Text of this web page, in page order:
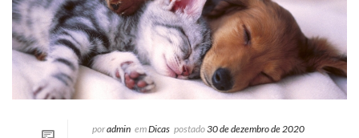
poradmin emDicas postado30 de dezembro de 2020